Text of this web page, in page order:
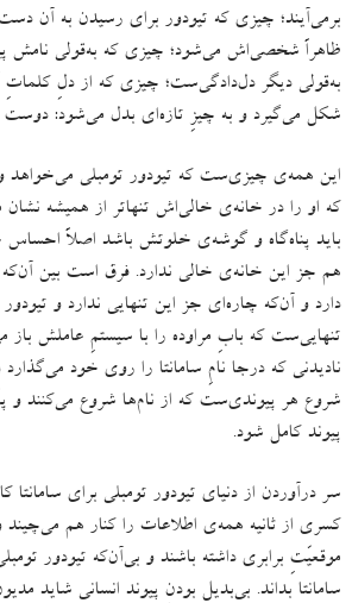
برمی‌آیند؛ چیزی که تیودور برای رسیدن به آن‌
ظاهراً شخصی‌اش می‌شود؛ چیزی که به‌قولی نامش
به‌قولی دیگر دل‌دادگی‌ست؛ چیزی که از دلِ کلماتِ
شکل می‌گیرد و به چیزِ تازه‌ای بدل می‌شود:دوست
این همه‌ی چیزی‌ست که تیودور تومبلی می‌خواهد
که او را در خانه‌ی خالی‌اش تنهاتر از همیشه
باید پناه‌گاه و گوشه‌ی خلوتش باشد اصلاً
هم جز این خانه‌ی خالی ندارد.فرق است بین
دارد و آن‌که چاره‌ای جز این تنهایی ندارد و تیودور
تنهایی‌ست که بابِ مراوده را با سیستمِ عاملش باز
نادیدنی که درجا نامِ سامانتا را روی خود
شروع هر پیوندی‌ست که از نام‌ها شروع می‌کنند و
پیوند کامل شود.
سر درآوردن از دنیای تیودور تومبلی برای
کسری از ثانیه همه‌‌‌ی اطلاعات را کنار هم
موقعیّتِ برابری داشته باشند و بی‌آن‌که تیودور
سامانتا بداند. بی‌بدیل بودنِ پیوند انسانی شاید